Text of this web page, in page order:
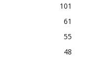
101
61
55
48